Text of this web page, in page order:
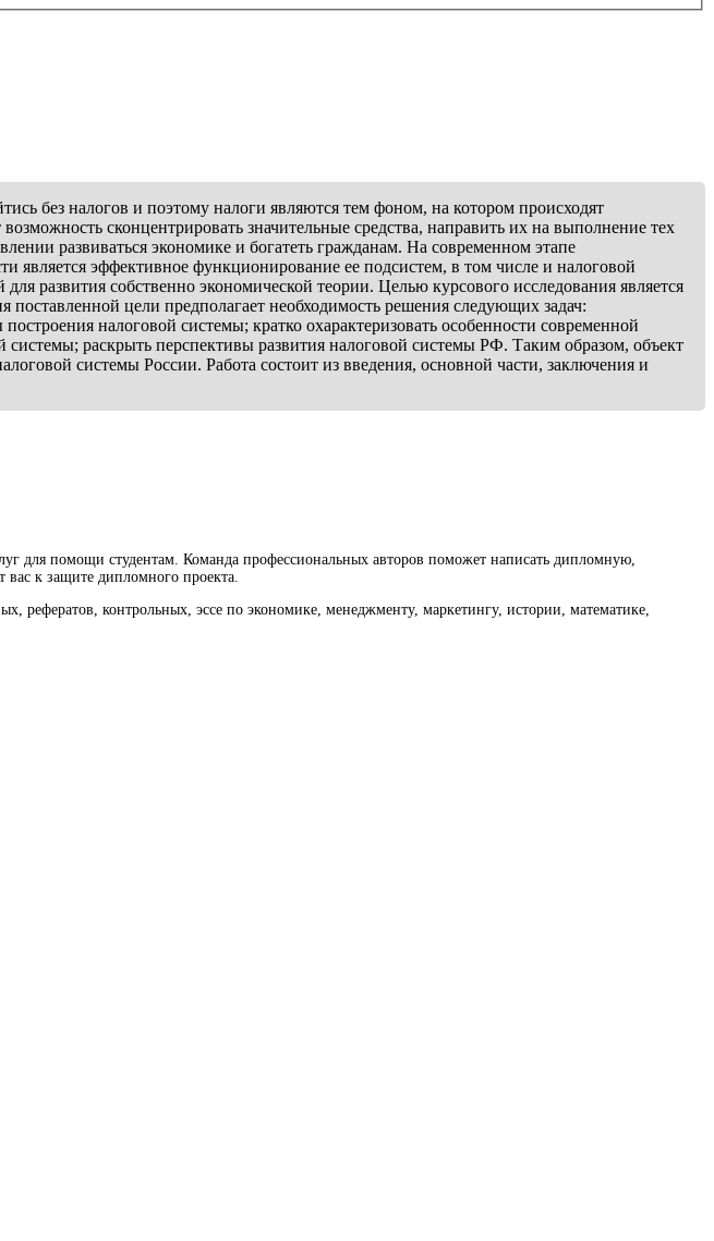
без налогов и поэтому налоги являются тем фоном, на котором происходят
сконцентрировать значительные средства, направить их на выполнение тех
развиваться экономике и богатеть гражданам. На современном этапе
является эффективное функционирование ее подсистем, в том числе и налоговой
развития собственно экономической теории. Целью курсового исследования является
цели предполагает необходимость решения следующих задач:
налоговой системы; кратко охарактеризовать особенности современной
раскрыть перспективы развития налоговой системы РФ. Таким образом, объект
системы России. Работа состоит из введения, основной части, заключения и
для помощи студентам. Команда профессиональных авторов поможет написать дипломную,
вас к защите дипломного проекта.
рефератов, контрольных, эссе по экономике, менеджменту, маркетингу, истории, математике,